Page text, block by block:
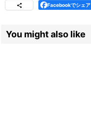
Facebookでシェア
You might also like